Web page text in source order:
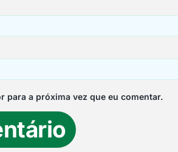
para a próxima vez que eu comentar.